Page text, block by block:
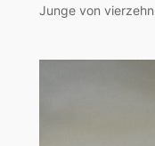
Junge von